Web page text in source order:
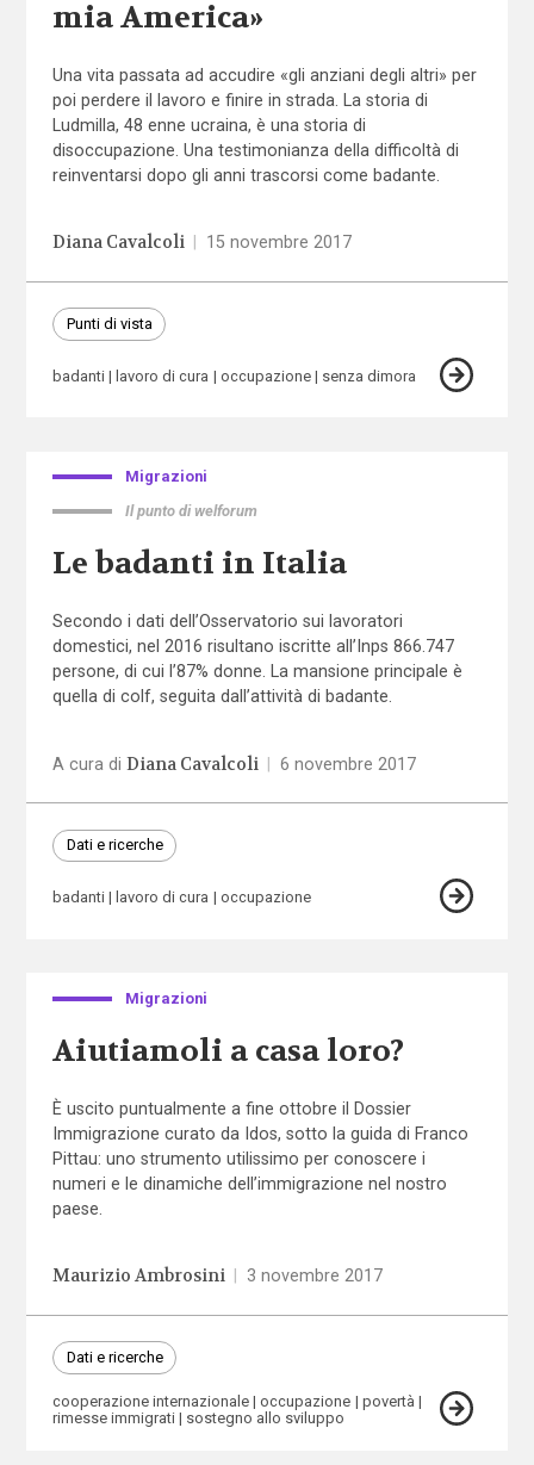
mia America»
Una vita passata ad accudire «gli anziani degli altri» per
poi perdere il lavoro e finire in strada. La storia di
Ludmilla, 48 enne ucraina, è una storia di
disoccupazione. Una testimonianza della difficoltà di
reinventarsi dopo gli anni trascorsi come badante.
Diana Cavalcoli 15 novembre 2017
Punti di vista
badanti lavoro di cura occupazione senza dimora
Migrazioni
Il punto di welforum
Le badanti in Italia
Secondo i dati dell’Osservatorio sui lavoratori
domestici, nel 2016 risultano iscritte all’Inps 866.747
persone, di cui l’87% donne. La mansione principale è
quella di colf, seguita dall’attività di badante.
A cura di Diana Cavalcoli 6 novembre 2017
Dati e ricerche
badanti lavoro di cura occupazione
Migrazioni
Aiutiamoli a casa loro?
È uscito puntualmente a fine ottobre il Dossier
Immigrazione curato da Idos, sotto la guida di Franco
Pittau: uno strumento utilissimo per conoscere i
numeri e le dinamiche dell’immigrazione nel nostro
paese.
Maurizio Ambrosini 3 novembre 2017
Dati e ricerche
cooperazione internazionale occupazione
povertà
rimesse immigrati
sostegno allo sviluppo